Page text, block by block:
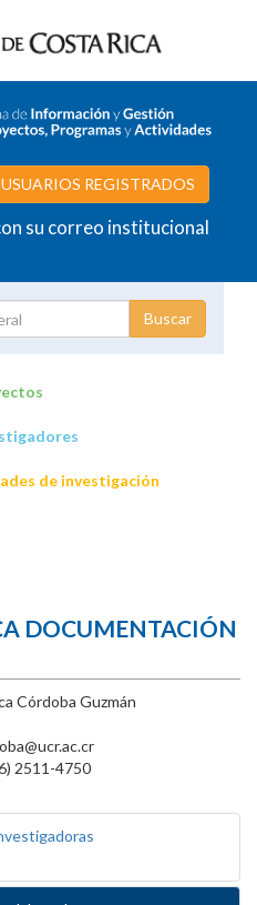
USUARIOS REGISTRADOS
su correo institucional
de investigación
DOCUMENTACIÓN
Córdoba Guzmán
2511-4750